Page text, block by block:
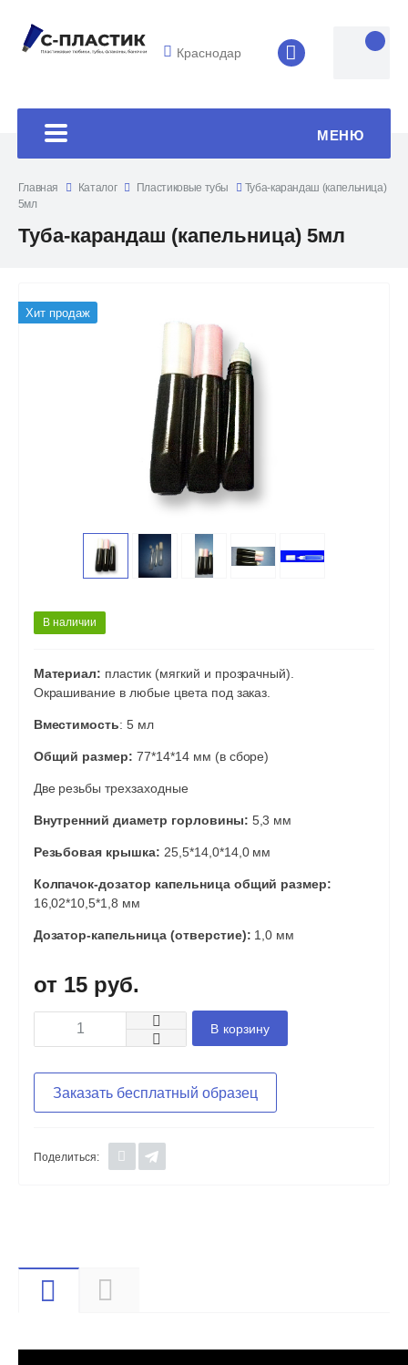
Краснодар 8 (4852) 33-
МЕНЮ
Главная Каталог Пластиковые тубы
Туба-карандаш (капельница)
5мл
Туба-карандаш (капельница) 5мл
Хит продаж
В наличии
Материал: пластик (мягкий и прозрачный).
Окрашивание в любые цвета под заказ.
Вместимость: 5 мл
Общий размер:77*14*14 мм (в сборе)
Две резьбы трехзаходные
Внутренний диаметр горловины: 5,3 мм
Резьбовая крышка: 25,5*14,0*14,0 мм
Колпачок-дозатор капельница общий размер:
16,02*10,5*1,8 мм
Дозатор-капельница (отверстие): 1,0 мм
15 руб.
В корзину
Заказать бесплатный образец
Поделиться: